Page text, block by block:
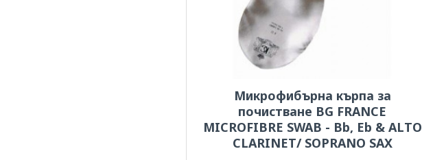
Микрофибърна кърпа за
почистване BG FRANCE
MICROFIBRE SWAB - Bb, Eb & ALTO
CLARINET/ SOPRANO SAX